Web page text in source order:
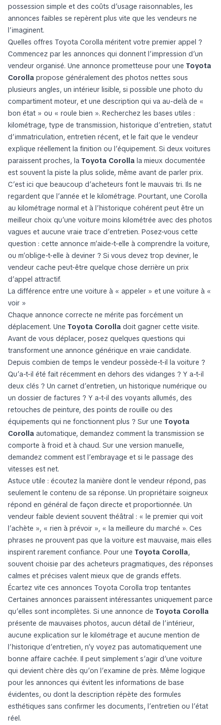
possession simple et des coûts d’usage raisonnables, les
annonces faibles se repèrent plus vite que les vendeurs ne
l’imaginent.
Quelles offres Toyota Corolla méritent votre premier appel ?
Commencez par les annonces qui donnent l’impression d’un
vendeur organisé. Une annonce prometteuse pour une Toyota
Corolla propose généralement des photos nettes sous
plusieurs angles, un intérieur lisible, si possible une photo du
compartiment moteur, et une description qui va au-delà de «
bon état » ou « roule bien ». Recherchez les bases utiles :
kilométrage, type de transmission, historique d’entretien, statut
d’immatriculation, entretien récent, et le fait que le vendeur
explique réellement la finition ou l’équipement. Si deux voitures
paraissent proches, la Toyota Corolla la mieux documentée
est souvent la piste la plus solide, même avant de parler prix.
C’est ici que beaucoup d’acheteurs font le mauvais tri. Ils ne
regardent que l’année et le kilométrage. Pourtant, une Corolla
au kilométrage normal et à l’historique cohérent peut être un
meilleur choix qu’une voiture moins kilométrée avec des photos
vagues et aucune vraie trace d’entretien. Posez-vous cette
question : cette annonce m’aide-t-elle à comprendre la voiture,
ou m’oblige-t-elle à deviner ? Si vous devez trop deviner, le
vendeur cache peut-être quelque chose derrière un prix
d’appel attractif.
La différence entre une voiture à « appeler » et une voiture à «
voir »
Chaque annonce correcte ne mérite pas forcément un
déplacement. Une Toyota Corolla doit gagner cette visite.
Avant de vous déplacer, posez quelques questions qui
transforment une annonce générique en vraie candidate.
Depuis combien de temps le vendeur possède-t-il la voiture ?
Qu’a-t-il été fait récemment en dehors des vidanges ? Y a-t-il
deux clés ? Un carnet d’entretien, un historique numérique ou
un dossier de factures ? Y a-t-il des voyants allumés, des
retouches de peinture, des points de rouille ou des
équipements qui ne fonctionnent plus ? Sur une Toyota
Corolla automatique, demandez comment la transmission se
comporte à froid et à chaud. Sur une version manuelle,
demandez comment est l’embrayage et si le passage des
vitesses est net.
Astuce utile : écoutez la manière dont le vendeur répond, pas
seulement le contenu de sa réponse. Un propriétaire soigneux
répond en général de façon directe et proportionnée. Un
vendeur faible devient souvent théâtral : « le premier qui voit
l’achète », « rien à prévoir », « la meilleure du marché ». Ces
phrases ne prouvent pas que la voiture est mauvaise, mais elles
inspirent rarement confiance. Pour une Toyota Corolla,
souvent choisie par des acheteurs pragmatiques, des réponses
calmes et précises valent mieux que de grands effets.
Écartez vite ces annonces Toyota Corolla trop tentantes
Certaines annonces paraissent intéressantes uniquement parce
qu’elles sont incomplètes. Si une annonce de Toyota Corolla
présente de mauvaises photos, aucun détail de l’intérieur,
aucune explication sur le kilométrage et aucune mention de
l’historique d’entretien, n’y voyez pas automatiquement une
bonne affaire cachée. Il peut simplement s’agir d’une voiture
qui devient chère dès qu’on l’examine de près. Même logique
pour les annonces qui évitent les informations de base
évidentes, ou dont la description répète des formules
esthétiques sans confirmer les documents, l’entretien ou l’état
réel.